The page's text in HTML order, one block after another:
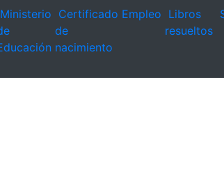
Ministerio Certificado
de
nacimiento
Empleo Libros
resueltos